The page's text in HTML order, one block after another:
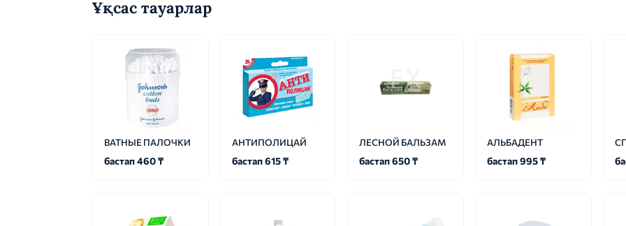
Ұқсас тауарлар
ВАТНЫЕ ПАЛОЧКИ
бастап 460 ₸
АНТИПОЛИЦАЙ
бастап 615 ₸
ЛЕСНОЙ БАЛЬЗАМ
бастап 650 ₸
АЛЬБАДЕНТ
бастап 995 ₸